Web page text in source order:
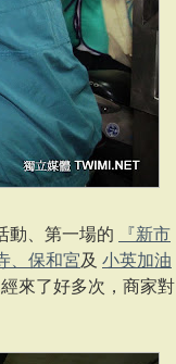
動、第一場的
『新市
、保和宮及 小英加油
來了好多次，商家對